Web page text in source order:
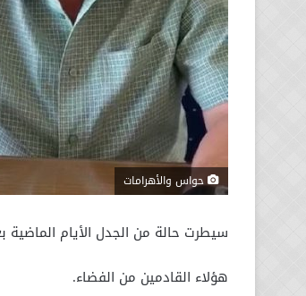
حواس والأهرامات
سيطرت حالة من الجدل الأيام الماضية
هؤلاء القادمين من الفضاء.